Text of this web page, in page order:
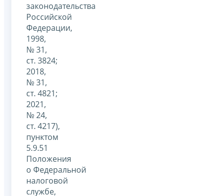
законодательства
Российской
Федерации,
1998,
№ 31,
ст. 3824;
2018,
№ 31,
ст. 4821;
2021,
№ 24,
ст. 4217),
пунктом
5.9.51
Положения
о Федеральной
налоговой
службе,